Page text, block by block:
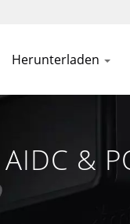
Herunterladen
&